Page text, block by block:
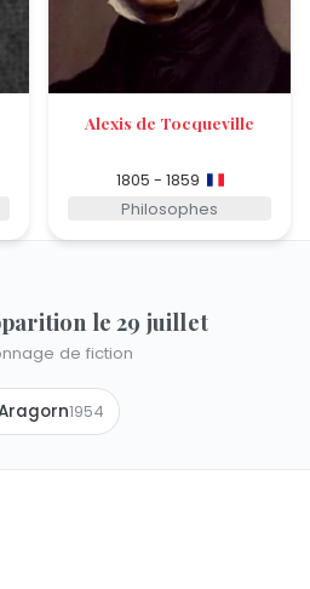
Alexis de Tocqueville
1805 - 1859
Philosophes
le 29 juillet
de fiction
1954